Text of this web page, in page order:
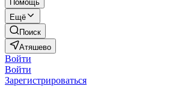
Помощь
Ещё
Поиск
Атяшево
Войти
Войти
Зарегистрироваться